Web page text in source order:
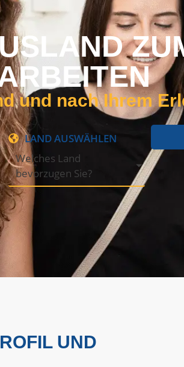
und nach Ihrem
LAND AUSWÄHLEN
Welches Land
bevorzugen Sie?
UND